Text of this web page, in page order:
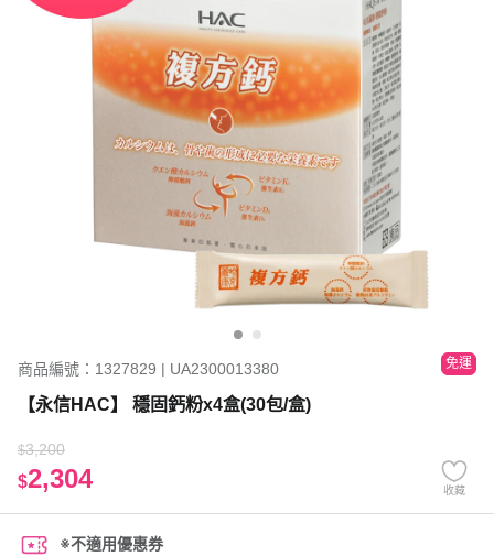
商品編號：1327829 | UA2300013380 免運
【永信HAC】 穩固鈣粉x4盒(30包/盒)
$3,200
$2,304 收藏
※不適用優惠券